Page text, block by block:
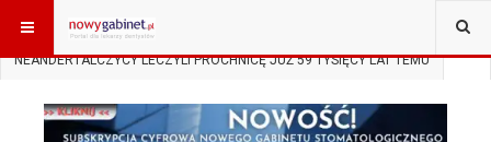
JESTEŚ TUTAJ: START
NEANDERTALCZYCY LECZYLI PRÓCHNICĘ JUŻ 59 TYSIĘCY LAT TEMU